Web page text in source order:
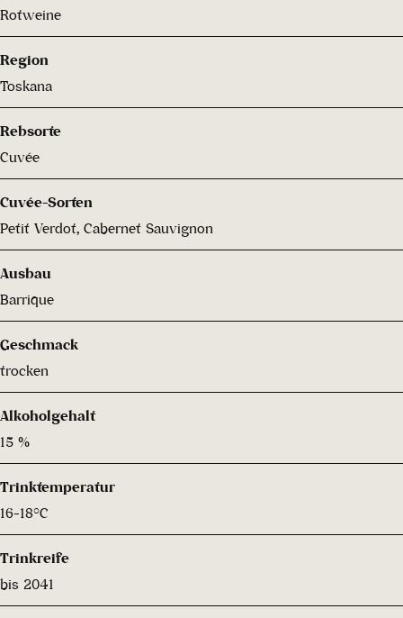
Rotweine
Region
Toskana
Rebsorte
Cuvée
Cuvée-Sorten
Petit Verdot, Cabernet Sauvignon
Ausbau
Barrique
Geschmack
trocken
Alkoholgehalt
15 %
Trinktemperatur
16-18°C
Trinkreife
bis 2041